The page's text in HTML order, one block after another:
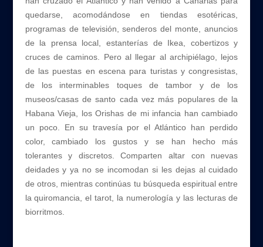
quedarse, acomodándose en tiendas esotéricas,
programas de televisión, senderos del monte, anuncios
de la prensa local, estanterías de Ikea, cobertizos y
cruces de caminos. Pero al llegar al archipiélago, lejos
de las puestas en escena para turistas y congresistas,
de los interminables toques de tambor y de los
museos/casas de santo cada vez más populares de la
Habana Vieja, los Orishas de mi infancia han cambiado
un poco. En su travesía por el Atlántico han perdido
color, cambiado los gustos y se han hecho más
tolerantes y discretos. Comparten altar con nuevas
deidades y ya no se incomodan si les dejas al cuidado
de otros, mientras continúas tu búsqueda espiritual entre
la quiromancia, el tarot, la numerología y las lecturas de
biorritmos.